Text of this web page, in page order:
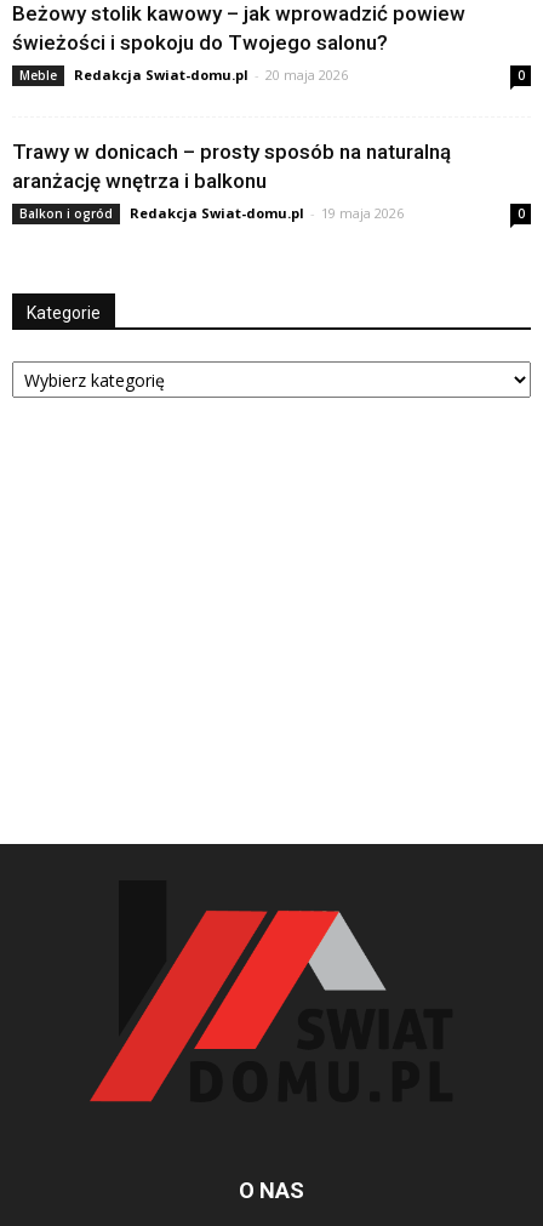
Beżowy stolik kawowy – jak wprowadzić powiew
świeżości i spokoju do Twojego salonu?
Meble Redakcja Swiat-domu.pl - 20 maja 2026 0
Trawy w donicach – prosty sposób na naturalną
aranżację wnętrza i balkonu
Balkon i ogród Redakcja Swiat-domu.pl - 19 maja 2026 0
Kategorie
Kategorie
O NAS